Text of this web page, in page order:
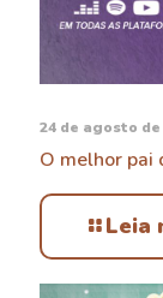
24 de agosto de
O melhor pai
Leia